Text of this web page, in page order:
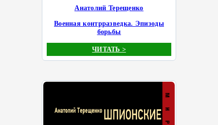
Анатолий Терещенко
Военная контрразведка. Эпизоды
борьбы
ЧИТАТЬ >